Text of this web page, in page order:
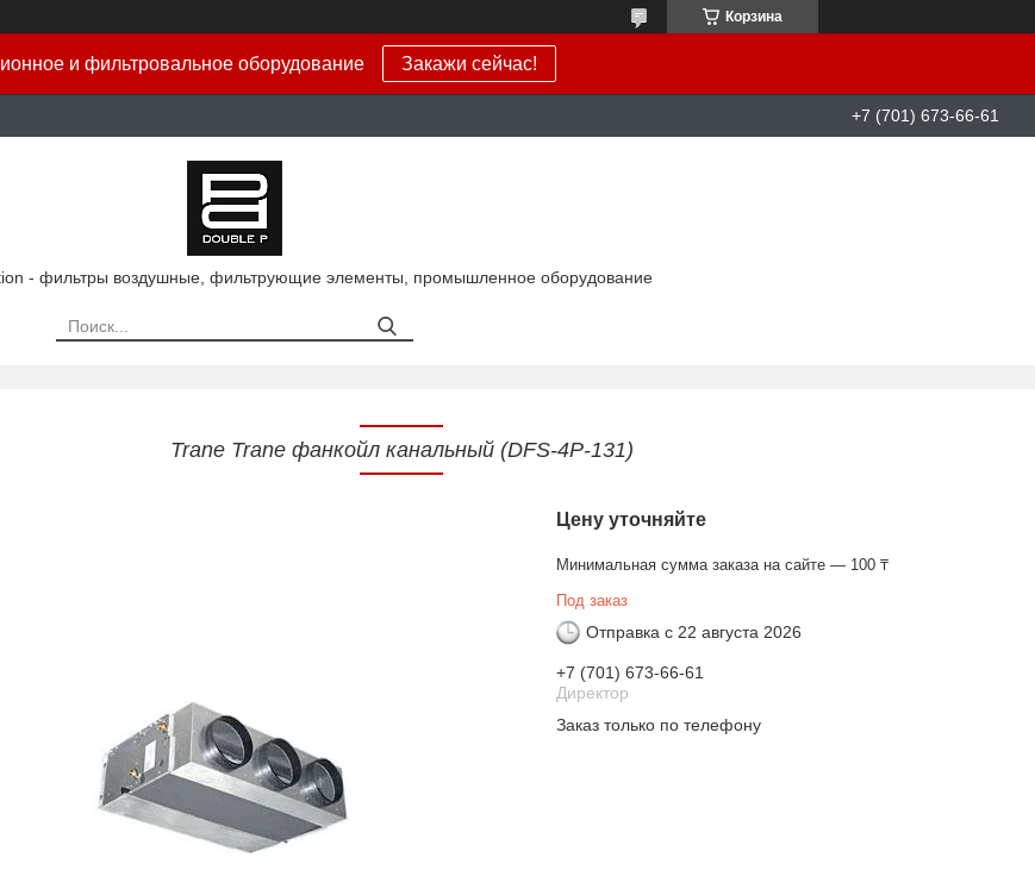
Корзина
и фильтровальное оборудование Закажи сейчас!
+7 (701) 673-66-61
- фильтры воздушные, фильтрующие элементы, промышленное оборудование
Trane Trane фанкойл канальный (DFS-4P-131)
Цену уточняйте
Минимальная сумма заказа на сайте — 100 ₸
Под заказ
Отправка с 22 августа 2026
+7 (701) 673-66-61
Директор
Заказ только по телефону